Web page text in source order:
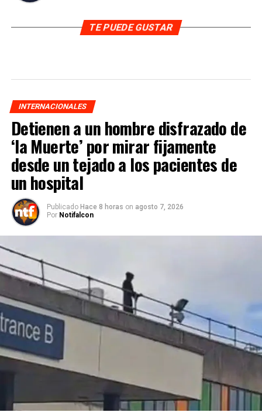
TE PUEDE GUSTAR
INTERNACIONALES
Detienen a un hombre disfrazado de
‘la Muerte’ por mirar fijamente
desde un tejado a los pacientes de
un hospital
Publicado Hace 8 horas on agosto 7, 2026
Por Notifalcon